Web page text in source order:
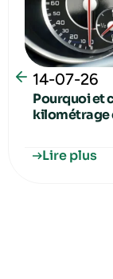
14-07-26
Pourquoi et
kilométrage
Lire plus